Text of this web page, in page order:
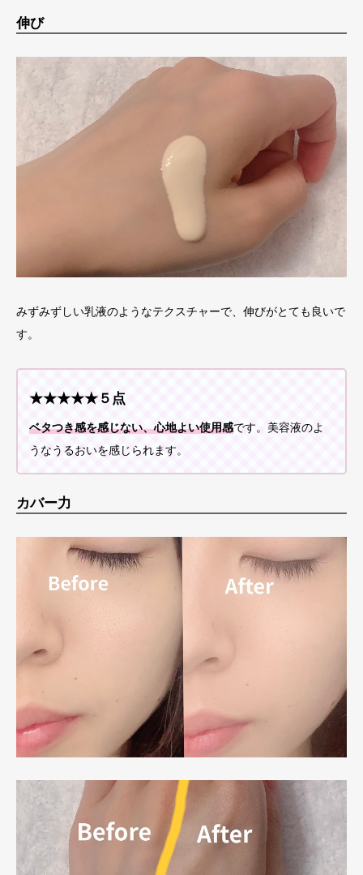
伸び
みずみずしい乳液のようなテクスチャーで、伸びがとても良いで
す。
★★★★★５点
ベタつき感を感じない、心地よい使用感です。美容液のよ
うなうるおいを感じられます。
カバー力